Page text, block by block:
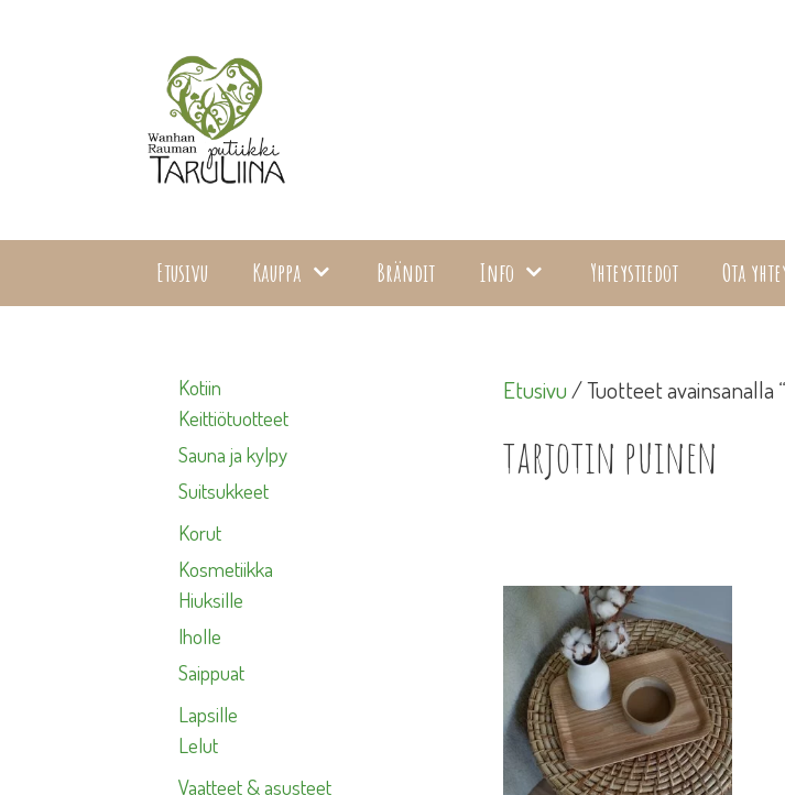
Etusivu Kauppa Brändit Info Yhteystiedot Ota
Etusivu/ Tuotteet avainsanalla
tarjotin puinen
Kotiin
Keittiötuotteet
Sauna ja kylpy
Suitsukkeet
Korut
Kosmetiikka
Hiuksille
Iholle
Saippuat
Lapsille
Lelut
Vaatteet & asusteet